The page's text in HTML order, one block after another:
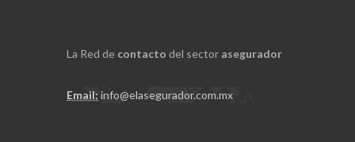
La Red de contacto del sector asegurador
Email: info@elasegurador.com.mx